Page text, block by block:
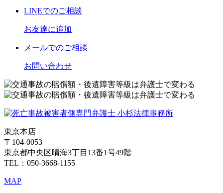
LINEでのご相談
お友達に追加
メールでのご相談
お問い合わせ
東京本店
〒104-0053
東京都中央区晴海3丁目13番1号49階
TEL：050-3668-1155
MAP